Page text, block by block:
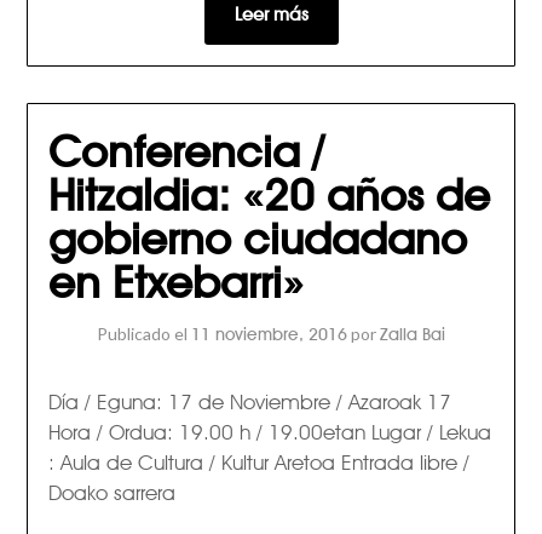
Leer más
Conferencia /
Hitzaldia: «20 años de
gobierno ciudadano
en Etxebarri»
Publicado el 11 noviembre, 2016 por Zalla Bai
Día / Eguna: 17 de Noviembre / Azaroak 17
Hora / Ordua: 19.00 h / 19.00etan Lugar / Lekua
: Aula de Cultura / Kultur Aretoa Entrada libre /
Doako sarrera